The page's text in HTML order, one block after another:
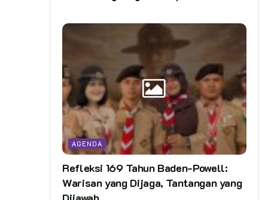
AGENDA
Refleksi 169 Tahun Baden-Powell:
Warisan yang Dijaga, Tantangan yang